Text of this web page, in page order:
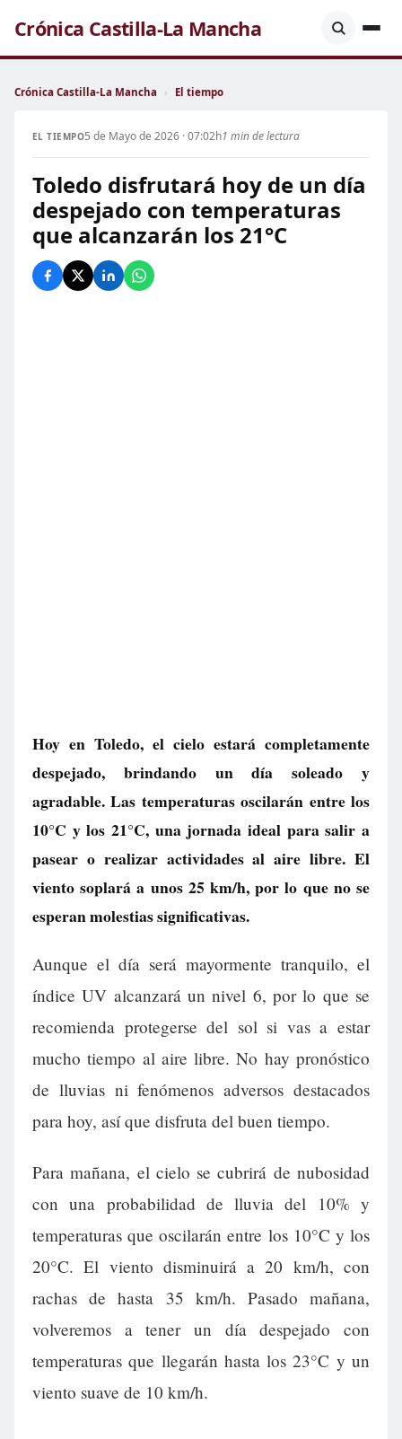
Crónica Castilla-La Mancha
Crónica Castilla-La Mancha › El tiempo
EL TIEMPO5 de Mayo de 2026 · 07:02h1 min de lectura
Toledo disfrutará hoy de un día
despejado con temperaturas
que alcanzarán los 21°C
Hoy en Toledo, el cielo estará completamente
despejado, brindando un día soleado y
agradable. Las temperaturas oscilarán entre los
10°C y los 21°C, una jornada ideal para salir a
pasear o realizar actividades al aire libre. El
viento soplará a unos 25 km/h, por lo que no se
esperan molestias significativas.
Aunque el día será mayormente tranquilo, el
índice UV alcanzará un nivel 6, por lo que se
recomienda protegerse del sol si vas a estar
mucho tiempo al aire libre. No hay pronóstico
de lluvias ni fenómenos adversos destacados
para hoy, así que disfruta del buen tiempo.
Para mañana, el cielo se cubrirá de nubosidad
con una probabilidad de lluvia del 10% y
temperaturas que oscilarán entre los 10°C y los
20°C. El viento disminuirá a 20 km/h, con
rachas de hasta 35 km/h. Pasado mañana,
volveremos a tener un día despejado con
temperaturas que llegarán hasta los 23°C y un
viento suave de 10 km/h.